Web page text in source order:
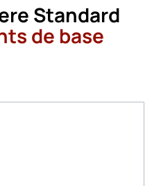
Standard
de base